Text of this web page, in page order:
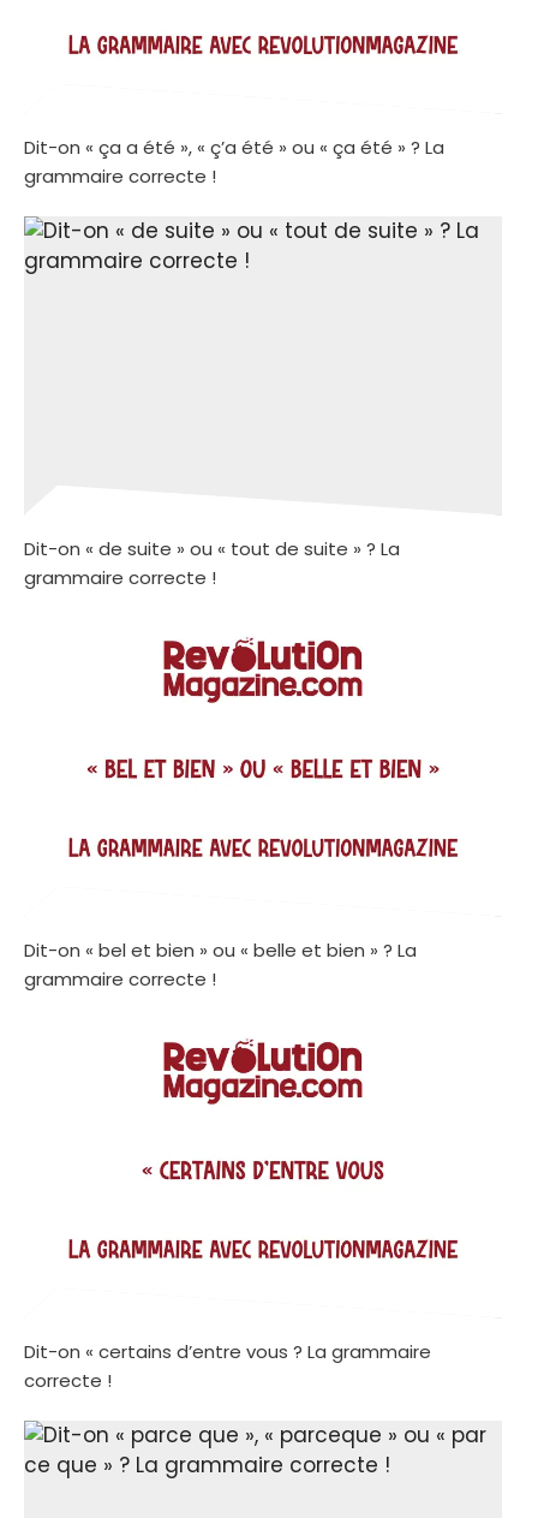
Dit-on « ça a été », « ç’a été » ou « ça été » ? La
grammaire correcte !
Dit-on « de suite » ou « tout de suite » ? La
grammaire correcte !
Dit-on « bel et bien » ou « belle et bien » ? La
grammaire correcte !
Dit-on « certains d’entre vous ? La grammaire
correcte !